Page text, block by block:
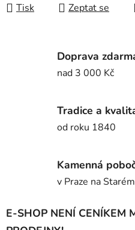
Tisk Zeptat se
Doprava
nad 3 000 Kč
Tradice a
od roku 1840
Kamenná
v Praze na
E-SHOP NENÍ CENÍKEM